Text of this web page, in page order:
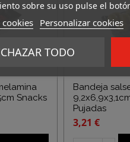
sobre su uso pulse el
Personalizar cookies
TODO
Snacks
Bandeja
Pujadas
3,21 €